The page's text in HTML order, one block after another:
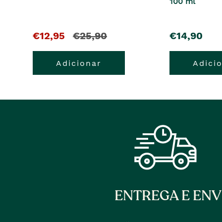
O
pre�o
atual
€12,95
e
o
pre�o
era
€25,90
Adicionar
pre�o
€14,90
ENTREGA E